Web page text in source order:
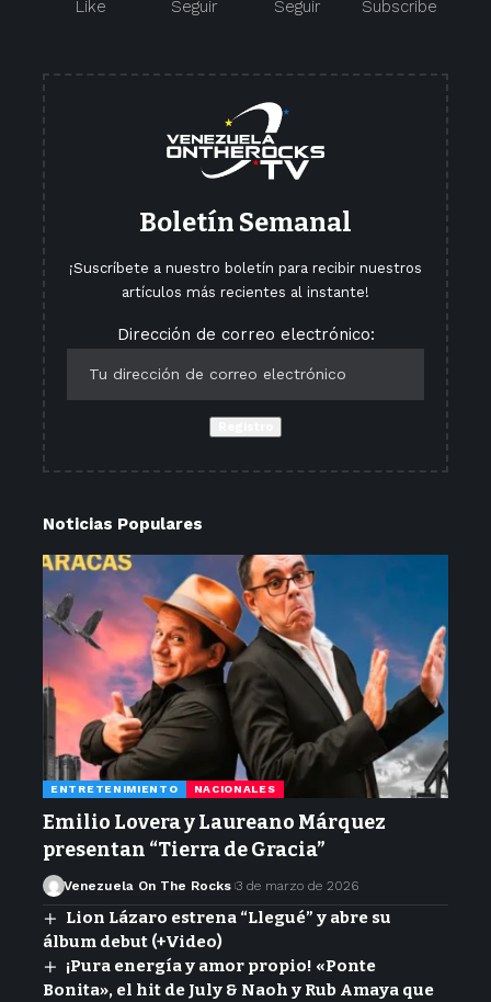
Like Seguir Seguir Subscribe
Boletín Semanal
¡Suscríbete a nuestro boletín para recibir nuestros
artículos más recientes al instante!
Dirección de correo electrónico:
Noticias Populares
ENTRETENIMIENTO NACIONALES
Emilio Lovera y Laureano Márquez
presentan “Tierra de Gracia”
Venezuela On The Rocks 3 de marzo de 2026
Lion Lázaro estrena “Llegué” y abre su
álbum debut (+Video)
¡Pura energía y amor propio! «Ponte
Bonita», el hit de July & Naoh y Rub Amaya que